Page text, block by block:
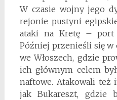
W czasie wojny jego
rejonie pustyni
ataki na Kretę – port
Później przenieśli się
we Włoszech, gdzie
ich głównym celem
naftowe. Atakowali też
jak Bukareszt, gdzie